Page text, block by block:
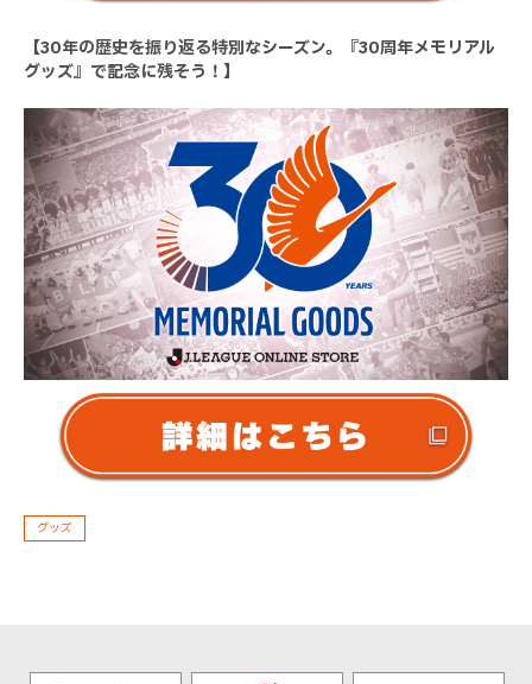
【30年の歴史を振り返る特別なシーズン。『30周年メモリアル
グッズ』で記念に残そう！】
グッズ